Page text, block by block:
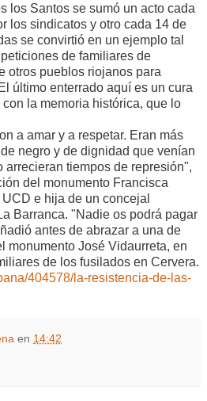
los Santos se sumó un acto cada
los sindicatos y otro cada 14 de
se convirtió en un ejemplo tal
de familiares de
otros pueblos riojanos para
último enterrado aquí es un cura
la memoria histórica, que lo
a amar y a respetar. Eran más
negro y de dignidad que venían
arrecieran tiempos de represión",
del monumento Francisca
e hija de un concejal
Barranca. "Nadie os podrá pagar
antes de abrazar a una de
monumento José Vidaurreta, en
de los fusilados en Cervera.
404578/la-resistencia-de-las-
en 14:42